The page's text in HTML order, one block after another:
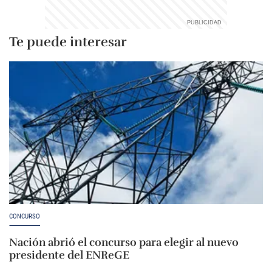
Te puede interesar
CONCURSO
Nación abrió el concurso para elegir al nuevo
presidente del ENReGE